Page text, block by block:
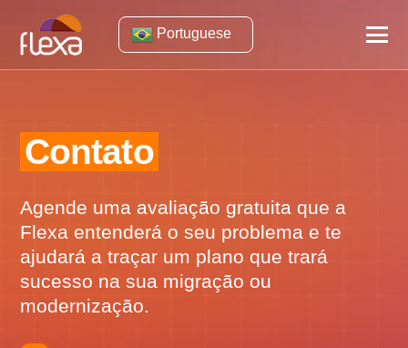
Portuguese
Contato
Agende uma avaliação gratuita que a
Flexa entenderá o seu problema e te
ajudará a traçar um plano que trará
sucesso na sua migração ou
modernização.